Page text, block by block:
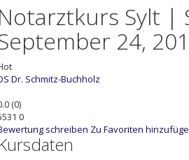
Notarztkurs Sylt |
24,
Dr. Schmitz-Buchholz
(0)
0
schreiben Zu Favoriten